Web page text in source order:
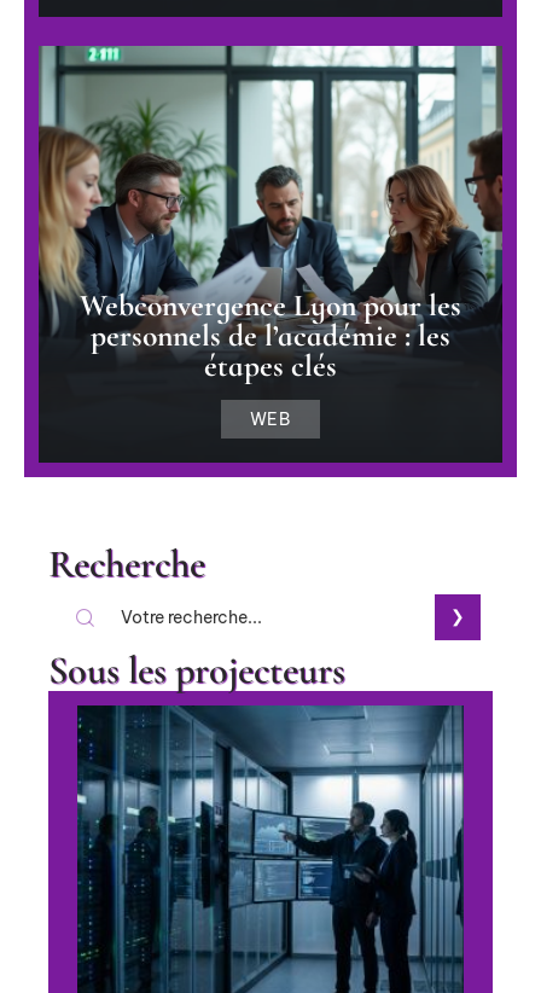
Webconvergence Lyon pour les
personnels de l’académie : les
étapes clés
WEB
Recherche
Sous les projecteurs